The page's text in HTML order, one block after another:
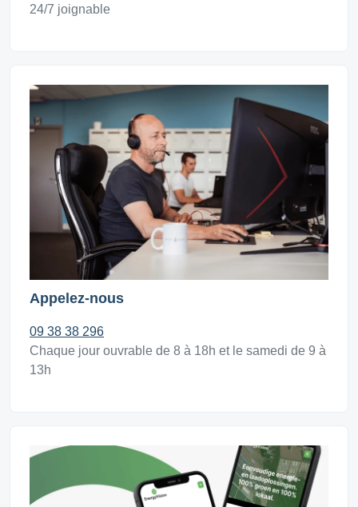
24/7 joignable
Appelez-nous
09 38 38 296
Chaque jour ouvrable de 8 à 18h et le samedi de 9 à
13h